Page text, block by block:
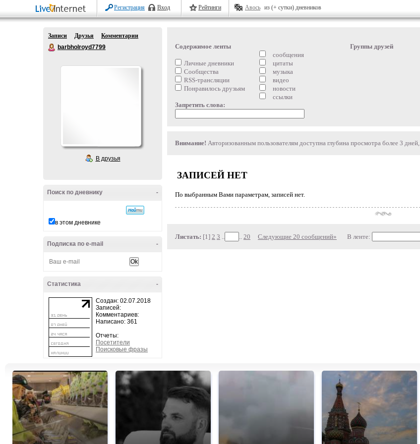
Регистрация Вход Рейтинги Авось из (+ сутки) дневников
Записи Друзья
Комментарии
barbholroyd7799
В друзья
-
Поиск по дневнику
в этом дневнике
-
Подписка по e-mail
-
Статистика
Создан: 02.07.2018
Записей:
Комментариев:
Написано: 361
Отчеты:
Посетители
Поисковые фразы
Содержимое ленты
Личные дневники
Сообщества
RSS-трансляции
Понравилось друзьям
сообщения
цитаты
музыка
видео
новости
ссылки
Группы друзей
Запретить слова:
Внимание! Авторизованным пользователям доступна глубина просмотра более 3 дней,
ЗАПИСЕЙ НЕТ
По выбранным Вами параметрам, записей нет.
Листать: [1] 2 3 .. .. 20 Следующие 20 сообщений» В ленте: